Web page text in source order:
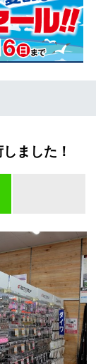
ました！